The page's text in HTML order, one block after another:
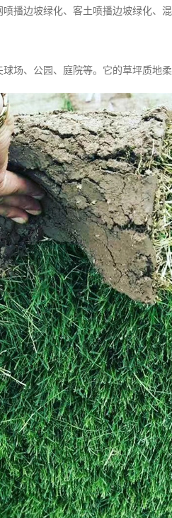
播边坡绿化、客土喷播边坡绿化、
场、公园、庭院等。它的草坪质地